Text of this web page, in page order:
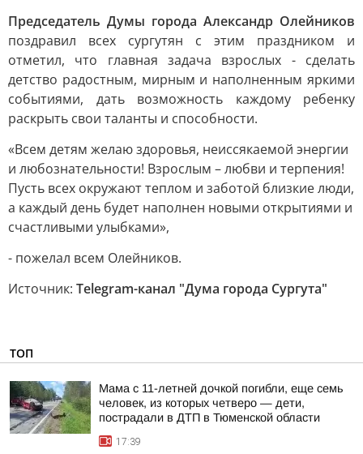
Председатель Думы города Александр Олейников
поздравил всех сургутян с этим праздником и
отметил, что главная задача взрослых - сделать
детство радостным, мирным и наполненным яркими
событиями, дать возможность каждому ребенку
раскрыть свои таланты и способности.
«Всем детям желаю здоровья, неиссякаемой энергии
и любознательности! Взрослым – любви и терпения!
Пусть всех окружают теплом и заботой близкие люди,
а каждый день будет наполнен новыми открытиями и
счастливыми улыбками»,
- пожелал всем Олейников.
Источник: Telegram-канал "Дума города Сургута"
ТОП
Мама с 11-летней дочкой погибли, еще семь
человек, из которых четверо — дети,
пострадали в ДТП в Тюменской области
17:39